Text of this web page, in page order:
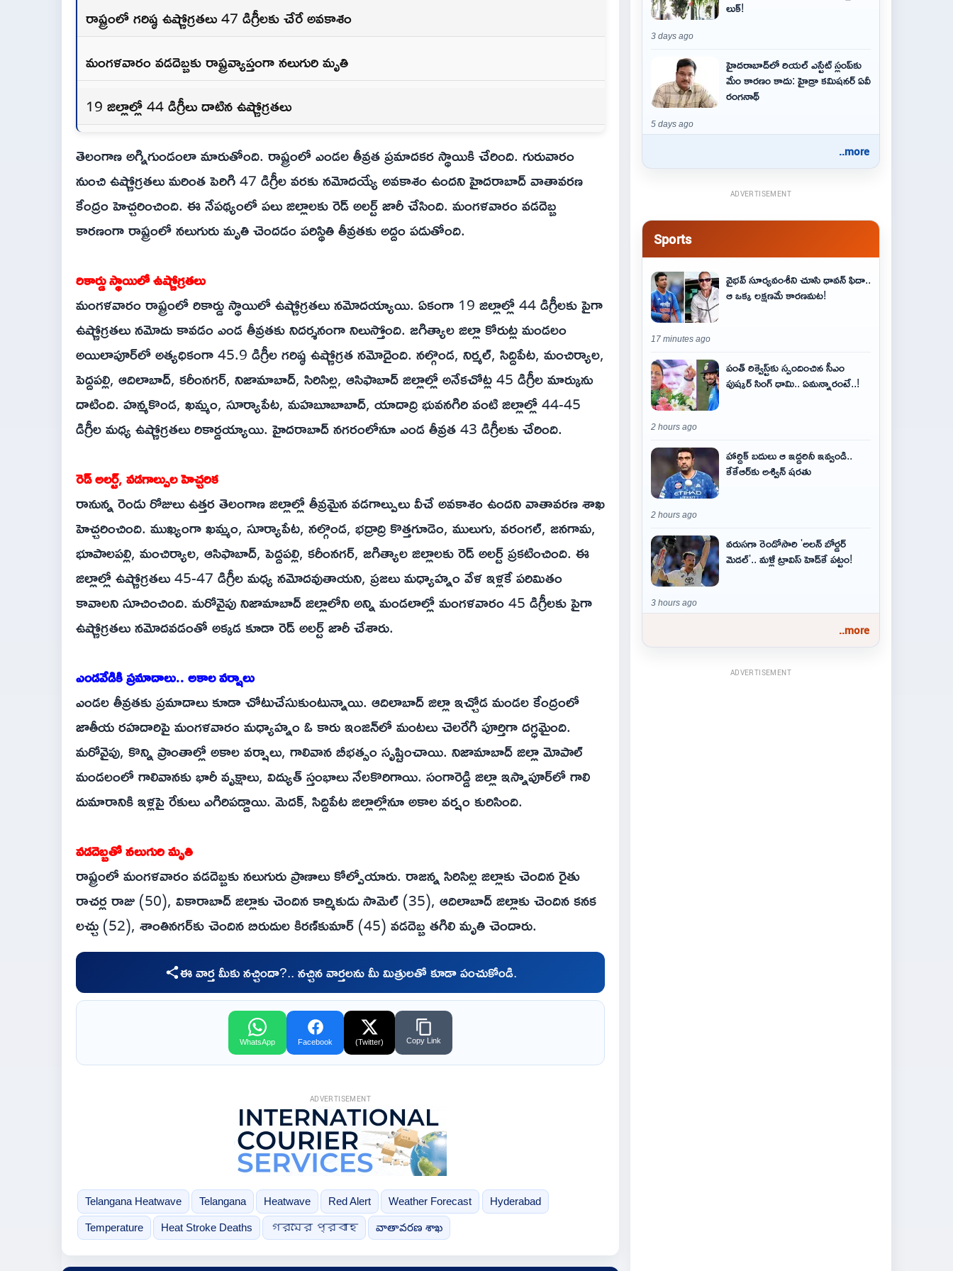
రాష్ట్రంలో గరిష్ఠ ఉష్ణోగ్రతలు 47 డిగ్రీలకు చేరే అవకాశం
మంగళవారం వడదెబ్బకు రాష్ట్రవ్యాప్తంగా నలుగురి మృతి
19 జిల్లాల్లో 44 డిగ్రీలు దాటిన ఉష్ణోగ్రతలు
తెలంగాణ అగ్నిగుండంలా మారుతోంది. రాష్ట్రంలో ఎండల తీవ్రత ప్రమాదకర స్థాయికి చేరింది. గురువారం
నుంచి ఉష్ణోగ్రతలు మరింత పెరిగి 47 డిగ్రీల వరకు నమోదయ్యే అవకాశం ఉందని హైదరాబాద్ వాతావరణ
కేంద్రం హెచ్చరించింది. ఈ నేపథ్యంలో పలు జిల్లాలకు రెడ్ అలర్ట్ జారీ చేసింది. మంగళవారం వడదెబ్బ
కారణంగా రాష్ట్రంలో నలుగురు మృతి చెందడం పరిస్థితి తీవ్రతకు అద్దం పడుతోంది.
రికార్డు స్థాయిలో ఉష్ణోగ్రతలు
మంగళవారం రాష్ట్రంలో రికార్డు స్థాయిలో ఉష్ణోగ్రతలు నమోదయ్యాయి. ఏకంగా 19 జిల్లాల్లో 44 డిగ్రీలకు పైగా
ఉష్ణోగ్రతలు నమోదు కావడం ఎండ తీవ్రతకు నిదర్శనంగా నిలుస్తోంది. జగిత్యాల జిల్లా కోరుట్ల మండలం
అయిలాపూర్‌లో అత్యధికంగా 45.9 డిగ్రీల గరిష్ఠ ఉష్ణోగ్రత నమోదైంది. నల్గొండ, నిర్మల్‌, సిద్దిపేట, మంచిర్యాల,
పెద్దపల్లి, ఆదిలాబాద్‌, కరీంనగర్‌, నిజామాబాద్‌, సిరిసిల్ల, ఆసిఫాబాద్‌ జిల్లాల్లో అనేకచోట్ల 45 డిగ్రీల మార్కును
దాటింది. హన్మకొండ, ఖమ్మం, సూర్యాపేట, మహబూబాబాద్‌, యాదాద్రి భువనగిరి వంటి జిల్లాల్లో 44-45
డిగ్రీల మధ్య ఉష్ణోగ్రతలు రికార్డయ్యాయి. హైదరాబాద్ నగరంలోనూ ఎండ తీవ్రత 43 డిగ్రీలకు చేరింది.
రెడ్ అలర్ట్, వడగాల్పుల హెచ్చరిక
రానున్న రెండు రోజులు ఉత్తర తెలంగాణ జిల్లాల్లో తీవ్రమైన వడగాల్పులు వీచే అవకాశం ఉందని వాతావరణ శాఖ
హెచ్చరించింది. ముఖ్యంగా ఖమ్మం, సూర్యాపేట, నల్గొండ, భద్రాద్రి కొత్తగూడెం, ములుగు, వరంగల్‌, జనగామ,
భూపాలపల్లి, మంచిర్యాల, ఆసిఫాబాద్‌, పెద్దపల్లి, కరీంనగర్‌, జగిత్యాల జిల్లాలకు రెడ్ అలర్ట్‌ ప్రకటించింది. ఈ
జిల్లాల్లో ఉష్ణోగ్రతలు 45-47 డిగ్రీల మధ్య నమోదవుతాయని, ప్రజలు మధ్యాహ్నం వేళ ఇళ్లకే పరిమితం
కావాలని సూచించింది. మరోవైపు నిజామాబాద్ జిల్లాలోని అన్ని మండలాల్లో మంగళవారం 45 డిగ్రీలకు పైగా
ఉష్ణోగ్రతలు నమోదవడంతో అక్కడ కూడా రెడ్ అలర్ట్ జారీ చేశారు.
ఎండవేడికి ప్రమాదాలు.. అకాల వర్షాలు
ఎండల తీవ్రతకు ప్రమాదాలు కూడా చోటుచేసుకుంటున్నాయి. ఆదిలాబాద్ జిల్లా ఇచ్చోడ మండల కేంద్రంలో
జాతీయ రహదారిపై మంగళవారం మధ్యాహ్నం ఓ కారు ఇంజిన్‌లో మంటలు చెలరేగి పూర్తిగా దగ్ధమైంది.
మరోవైపు, కొన్ని ప్రాంతాల్లో అకాల వర్షాలు, గాలివాన బీభత్సం సృష్టించాయి. నిజామాబాద్ జిల్లా మోపాల్‌
మండలంలో గాలివానకు భారీ వృక్షాలు, విద్యుత్ స్తంభాలు నేలకొరిగాయి. సంగారెడ్డి జిల్లా ఇస్నాపూర్‌లో గాలి
దుమారానికి ఇళ్లపై రేకులు ఎగిరిపడ్డాయి. మెదక్‌, సిద్దిపేట జిల్లాల్లోనూ అకాల వర్షం కురిసింది.
వడదెబ్బతో నలుగురి మృతి
రాష్ట్రంలో మంగళవారం వడదెబ్బకు నలుగురు ప్రాణాలు కోల్పోయారు. రాజన్న సిరిసిల్ల జిల్లాకు చెందిన రైతు
రాచర్ల రాజు (50), వికారాబాద్ జిల్లాకు చెందిన కార్మికుడు సామెల్ (35), ఆదిలాబాద్ జిల్లాకు చెందిన కనక
లచ్చు (52), శాంతినగర్‌కు చెందిన బిరుదుల కిరణ్‌కుమార్‌ (45) వడదెబ్బ తగిలి మృతి చెందారు.
ఈ వార్త మీకు నచ్చిందా?.. నచ్చిన వార్తలను మీ మిత్రులతో కూడా పంచుకోండి.
WhatsApp Facebook (Twitter) Copy Link
ADVERTISEMENT
Telangana Heatwave Telangana Heatwave Red Alert Weather Forecast Hyderabad
Temperature Heat Stroke Deaths গরমের প্রবাহ వాతావరణ శాఖ
లుక్!
3 days ago
హైదరాబాద్‌లో రియల్ ఎస్టేట్ స్లంప్‌కు
మేం కారణం కాదు: హైడ్రా కమిషనర్ ఏవీ
రంగనాథ్
5 days ago
..more
ADVERTISEMENT
Sports
వైభవ్‌ సూర్యవంశీని చూసి ధావన్‌ ఫిదా..
ఆ ఒక్క లక్షణమే కారణమట!
17 minutes ago
పంత్ రిక్వెస్ట్‌కు స్పందించిన సీఎం
పుష్కర్ సింగ్ ధామి.. ఏమ‌న్నారంటే..!
2 hours ago
హార్దిక్ బదులు ఆ ఇద్దరినీ ఇవ్వండి..
కేకేఆర్‌కు అశ్విన్ షరతు
2 hours ago
వరుసగా రెండోసారి 'అలన్ బోర్డర్
మెడల్'.. మళ్లీ ట్రావిస్ హెడ్‌కే పట్టం!
3 hours ago
..more
ADVERTISEMENT